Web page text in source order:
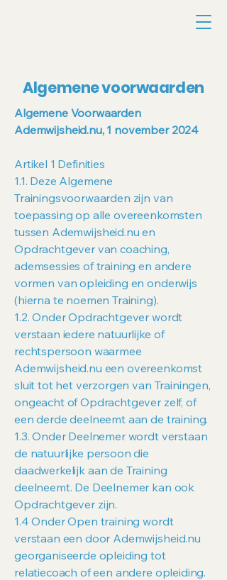
Algemene voorwaarden
Algemene Voorwaarden
Ademwijsheid.nu, 1 november 2024
Artikel 1 Definities
1.1. Deze Algemene
Trainingsvoorwaarden zijn van
toepassing op alle overeenkomsten
tussen Ademwijsheid.nu en
Opdrachtgever van coaching,
ademsessies of training en andere
vormen van opleiding en onderwijs
(hierna te noemen Training).
1.2. Onder Opdrachtgever wordt
verstaan iedere natuurlijke of
rechtspersoon waarmee
Ademwijsheid.nu een overeenkomst
sluit tot het verzorgen van Trainingen,
ongeacht of Opdrachtgever zelf, of
een derde deelneemt aan de training.
1.3. Onder Deelnemer wordt verstaan
de natuurlijke persoon die
daadwerkelijk aan de Training
deelneemt. De Deelnemer kan ook
Opdrachtgever zijn.
1.4 Onder Open training wordt
verstaan een door Ademwijsheid.nu
georganiseerde opleiding tot
relatiecoach of een andere opleiding.